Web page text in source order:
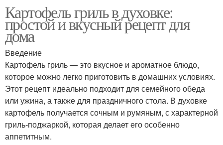
Картофель гриль в духовке:
простой и вкусный рецепт для
дома
Введение
Картофель гриль — это вкусное и ароматное блюдо,
которое можно легко приготовить в домашних условиях.
Этот рецепт идеально подходит для семейного обеда
или ужина, а также для праздничного стола. В духовке
картофель получается сочным и румяным, с характерной
гриль-поджаркой, которая делает его особенно
аппетитным.